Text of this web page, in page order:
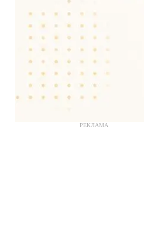
РЕКЛАМА